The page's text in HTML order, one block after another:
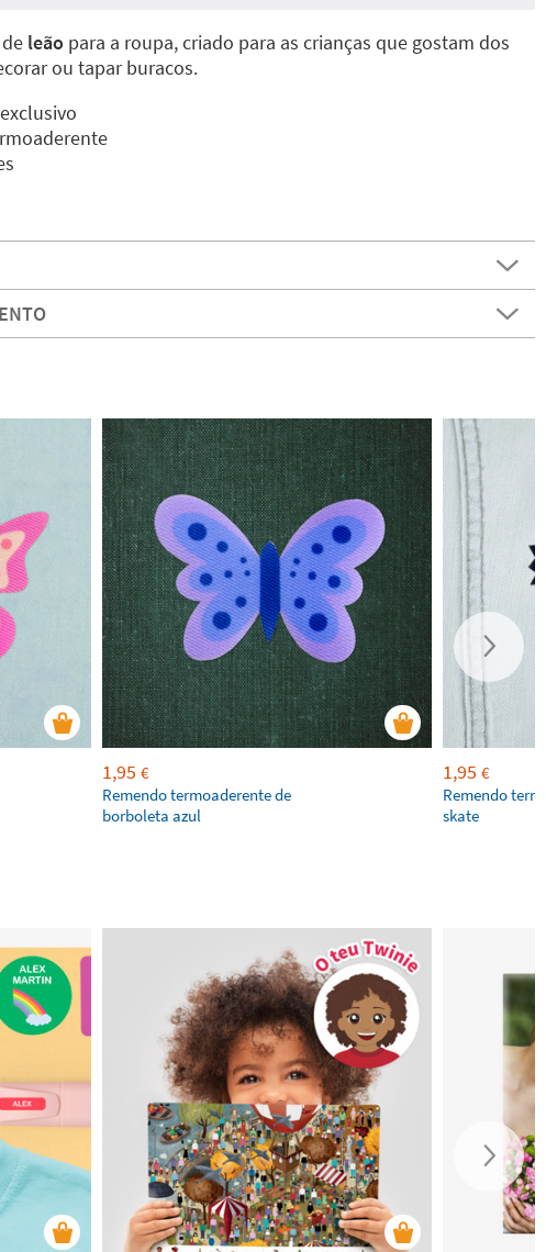
leãopara a roupa, criado para as crianças que gostam dos
ou tapar buracos.
1,95 €
Remendo termoaderente de
borboleta azul
1,95 €
Remendo
skate